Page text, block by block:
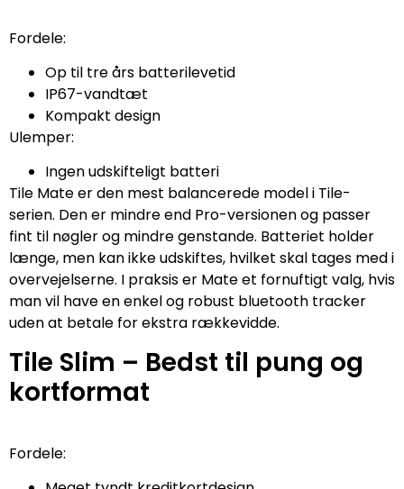
Fordele:
Op til tre års batterilevetid
IP67-vandtæt
Kompakt design
Ulemper:
Ingen udskifteligt batteri
Tile Mate er den mest balancerede model i Tile-
serien. Den er mindre end Pro-versionen og passer
fint til nøgler og mindre genstande. Batteriet holder
længe, men kan ikke udskiftes, hvilket skal tages med i
overvejelserne. I praksis er Mate et fornuftigt valg, hvis
man vil have en enkel og robust bluetooth tracker
uden at betale for ekstra rækkevidde.
Tile Slim – Bedst til pung og
kortformat
Fordele: